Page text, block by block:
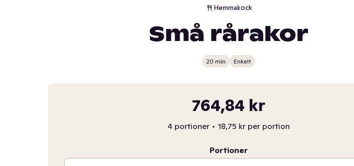
Hemmakock
Små rårakor
20 min Enkelt
764,84 kr
4 portioner • 18,75 kr per portion
Portioner